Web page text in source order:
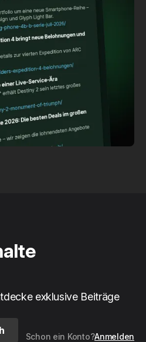
exklusive Beiträge
Schon ein Konto?Anmelden